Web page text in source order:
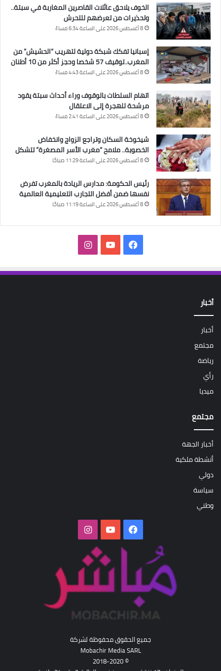
الخوف يلاحق عائلات القاصرين المغاربة في سبتة..
وتحذيرات من تعرضهم للتحرش
8 أغسطس 2026 على الساعة 6:34 مساءً
إسبانيا تفكك شبكة دولية لتهريب “الحشيش” من
المغرب..توقيف 57 شخصا وحجز أكثر من 10 أطنان
8 أغسطس 2026 على الساعة 4:43 مساءً
اتهام السلطات بالوقوف وراء أحداث سبتة يقود
مرشحة للهجرة إلى الاعتقال
8 أغسطس 2026 على الساعة 2:41 مساءً
شيخوخة السكان وتراجع الزواج وانخفاض
الخصوبة.. ملامح “مغرب الأسر المصغرة” تتشكل
8 أغسطس 2026 على الساعة 11:29 صباحًا
رئيس الحكومة: مدارس الريادة بالمغرب تفرض
نفسها ضمن أفضل التجارب التعليمية العالمية
8 أغسطس 2026 على الساعة 11:19 صباحًا
فيسبوك‫YouTubeانستقرام
أخبار
أخبار
مجتمع
رياضة
رأي
ميديا
مجتمع
أخبار الجهة
أنشطة ملكية
دولي
سياسة
وطني
فيسبوك‫YouTubeانستقرام
جميع الحقوق محفوظة لشركة
Mobachir Media SARL
© 2018-2020